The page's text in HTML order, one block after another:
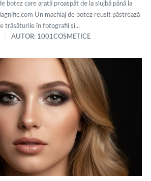
botez care arată proaspăt de la slujbă până la
Un machiaj de botez reușit păstrează
trăsăturile în fotografii și...
AUTOR: 1001COSMETICE